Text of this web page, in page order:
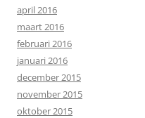
april 2016
maart 2016
februari 2016
januari 2016
december 2015
november 2015
oktober 2015